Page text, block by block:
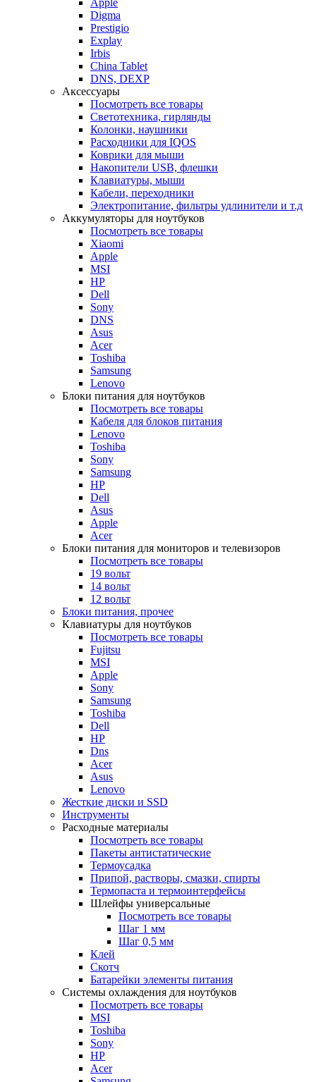
Apple
Digma
Prestigio
Explay
Irbis
China Tablet
DNS, DEXP
Аксессуары
Посмотреть все товары
Светотехника, гирлянды
Колонки, наушники
Расходники для IQOS
Коврики для мыши
Накопители USB, флешки
Клавиатуры, мыши
Кабели, переходники
Электропитание, фильтры удлинители и т.д
Аккумуляторы для ноутбуков
Посмотреть все товары
Xiaomi
Apple
MSI
HP
Dell
Sony
DNS
Asus
Acer
Toshiba
Samsung
Lenovo
Блоки питания для ноутбуков
Посмотреть все товары
Кабеля для блоков питания
Lenovo
Toshiba
Sony
Samsung
HP
Dell
Asus
Apple
Acer
Блоки питания для мониторов и телевизоров
Посмотреть все товары
19 вольт
14 вольт
12 вольт
Блоки питания, прочее
Клавиатуры для ноутбуков
Посмотреть все товары
Fujitsu
MSI
Apple
Sony
Samsung
Toshiba
Dell
HP
Dns
Acer
Asus
Lenovo
Жесткие диски и SSD
Инструменты
Расходные материалы
Посмотреть все товары
Пакеты антистатические
Термоусадка
Припой, растворы, смазки, спирты
Термопаста и термоинтерфейсы
Шлейфы универсальные
Посмотреть все товары
Шаг 1 мм
Шаг 0,5 мм
Клей
Скотч
Батарейки элементы питания
Системы охлаждения для ноутбуков
Посмотреть все товары
MSI
Toshiba
Sony
HP
Acer